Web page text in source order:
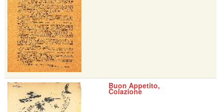
Buon Appetito,
Colazione